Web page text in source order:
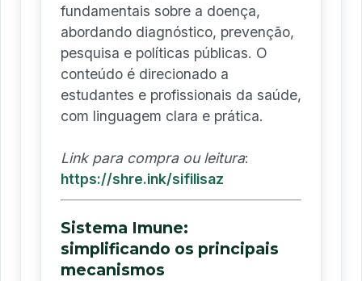
fundamentais sobre a doença,
abordando diagnóstico, prevenção,
pesquisa e políticas públicas. O
conteúdo é direcionado a
estudantes e profissionais da saúde,
com linguagem clara e prática.
Link para compra ou leitura:
https://shre.ink/sifilisaz
Sistema Imune:
simplificando os principais
mecanismos